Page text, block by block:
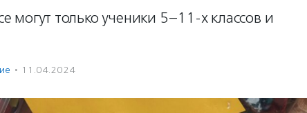
могут только ученики 5–11-х классов и
· 11.04.2024